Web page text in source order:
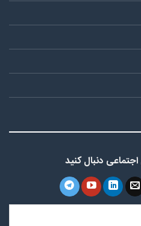
دنبال کنید